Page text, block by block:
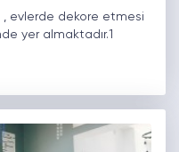
, evlerde dekore etmesi
yer almaktadır.1